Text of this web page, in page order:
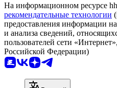
На информационном ресурсе
рекомендательные технологии
предоставления информации
и анализа сведений,
пользователей сети
Российской Федерации)